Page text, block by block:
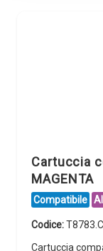
Cartuccia
MAGENTA
Compatibile
Codice:T8783.C
Cartuccia